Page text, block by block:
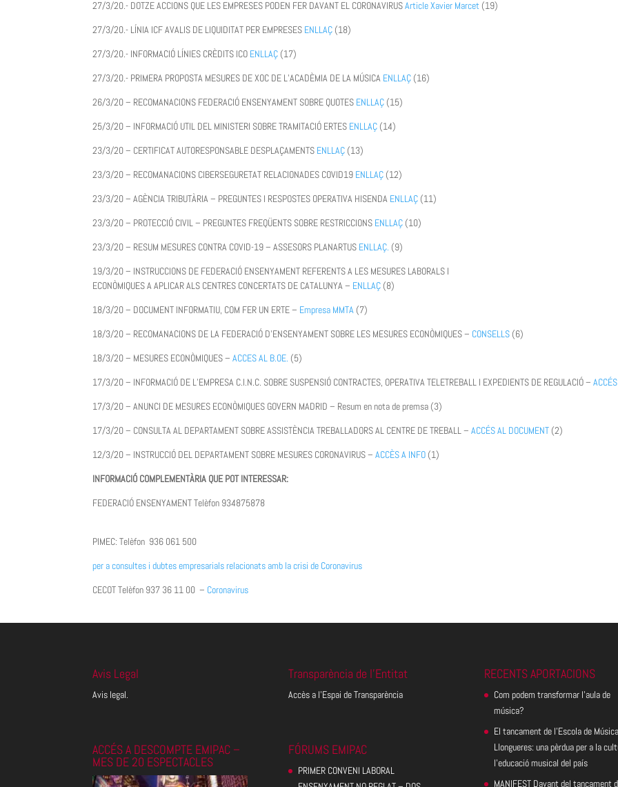
27/3/20.- DOTZE ACCIONS QUE LES EMPRESES PODEN FER DAVANT EL CORONAVIRUSArticle Xavier Marcet (19)
27/3/20.- LÍNIA ICF AVALIS DE LIQUIDITAT PER EMPRESES ENLLAÇ (18)
27/3/20.- INFORMACIÓ LÍNIES CRÈDITS ICO ENLLAÇ (17)
27/3/20.- PRIMERA PROPOSTA MESURES DE XOC DE L’ACADÈMIA DE LA MÚSICA ENLLAÇ (16)
26/3/20 – RECOMANACIONS FEDERACIÓ ENSENYAMENT SOBRE QUOTES ENLLAÇ (15)
25/3/20 – INFORMACIÓ UTIL DEL MINISTERI SOBRE TRAMITACIÓ ERTES ENLLAÇ (14)
23/3/20 – CERTIFICAT AUTORESPONSABLE DESPLAÇAMENTS ENLLAÇ (13)
23/3/20 – RECOMANACIONS CIBERSEGURETAT RELACIONADES COVID19 ENLLAÇ (12)
23/3/20 – AGÈNCIA TRIBUTÀRIA – PREGUNTES I RESPOSTES OPERATIVA HISENDA ENLLAÇ (11)
23/3/20 – PROTECCIÓ CIVIL – PREGUNTES FREQÜENTS SOBRE RESTRICCIONS ENLLAÇ (10)
23/3/20 – RESUM MESURES CONTRA COVID-19 – ASSESORS PLANARTUS ENLLAÇ. (9)
19/3/20 – INSTRUCCIONS DE FEDERACIÓ ENSENYAMENT REFERENTS A LES MESURES LABORALS I
ECONÒMIQUES A APLICAR ALS CENTRES CONCERTATS DE CATALUNYA – ENLLAÇ (8)
18/3/20 – DOCUMENT INFORMATIU, COM FER UN ERTE – Empresa MMTA (7)
18/3/20 – RECOMANACIONS DE LA FEDERACIÓ D’ENSENYAMENT SOBRE LES MESURES ECONÒMIQUES – CONSELLS (6)
18/3/20 – MESURES ECONÒMIQUES –ACCES AL B.OE. (5)
17/3/20 – INFORMACIÓ DE L’EMPRESA C.I.N.C. SOBRE SUSPENSIÓ CONTRACTES, OPERATIVA TELETREBALL I EXPEDIENTS DE REGULACIÓ –ACCÉS
17/3/20 – ANUNCI DE MESURES ECONÒMIQUES GOVERN MADRID – Resum en nota de premsa (3)
17/3/20 – CONSULTA AL DEPARTAMENT SOBRE ASSISTÈNCIA TREBALLADORS AL CENTRE DE TREBALL – ACCÉS AL DOCUMENT (2)
12/3/20 – INSTRUCCIÓ DEL DEPARTAMENT SOBRE MESURES CORONAVIRUS – ACCÈS A INFO (1)
INFORMACIÓ COMPLEMENTÀRIA QUE POT INTERESSAR:
FEDERACIÓ ENSENYAMENT Telèfon 934875878
PIMEC: Telèfon 936 061 500
per a consultes i dubtes empresarials relacionats amb la crisi de Coronavirus
CECOT Telèfon 937 36 11 00 – Coronavirus
Avis Legal
Avis legal.
ACCÉS A DESCOMPTE EMIPAC –
MES DE 20 ESPECTACLES
Transparència de l’Entitat
Accès a l’Espai de Transparència
FÓRUMS EMIPAC
PRIMER CONVENI LABORAL
RECENTS APORTACIONS
Com podem transformar l’aula de
música?
El tancament de l’Escola de
Llongueres: una pèrdua per a la
l’educació musical del país
MANIFEST Davant del tancament